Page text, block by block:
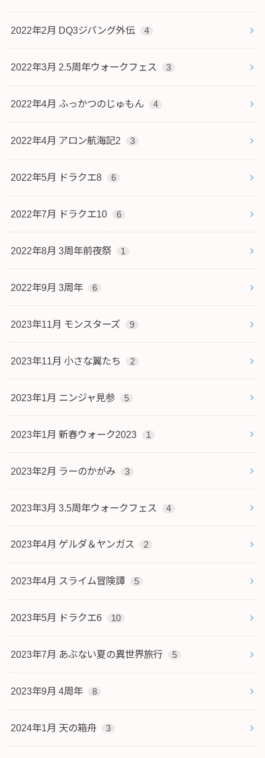
2022年2月 DQ3ジパング外伝 4
2022年3月 2.5周年ウォークフェス 3
2022年4月 ふっかつのじゅもん 4
2022年4月 アロン航海記2 3
2022年5月 ドラクエ8 6
2022年7月 ドラクエ10 6
2022年8月 3周年前夜祭 1
2022年9月 3周年 6
2023年11月 モンスターズ 9
2023年11月 小さな翼たち 2
2023年1月 ニンジャ見参 5
2023年1月 新春ウォーク2023 1
2023年2月 ラーのかがみ 3
2023年3月 3.5周年ウォークフェス 4
2023年4月 ゲルダ＆ヤンガス 2
2023年4月 スライム冒険譚 5
2023年5月 ドラクエ6 10
2023年7月 あぶない夏の異世界旅行 5
2023年9月 4周年 8
2024年1月 天の箱舟 3